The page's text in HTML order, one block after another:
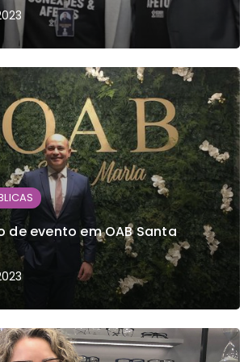
de evento em OAB Santa